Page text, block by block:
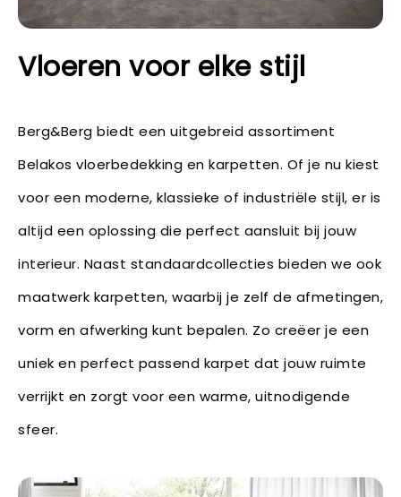
Vloeren voor elke stijl
Berg&Berg biedt een uitgebreid assortiment
Belakos vloerbedekking en karpetten. Of je nu kiest
voor een moderne, klassieke of industriële stijl, er is
altijd een oplossing die perfect aansluit bij jouw
interieur. Naast standaardcollecties bieden we ook
maatwerk karpetten, waarbij je zelf de afmetingen,
vorm en afwerking kunt bepalen. Zo creëer je een
uniek en perfect passend karpet dat jouw ruimte
verrijkt en zorgt voor een warme, uitnodigende
sfeer.